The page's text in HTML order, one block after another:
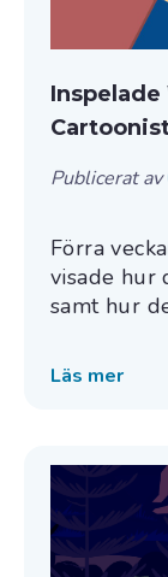
Publicerat av
Förra
visade hur
samt hur
Läs mer